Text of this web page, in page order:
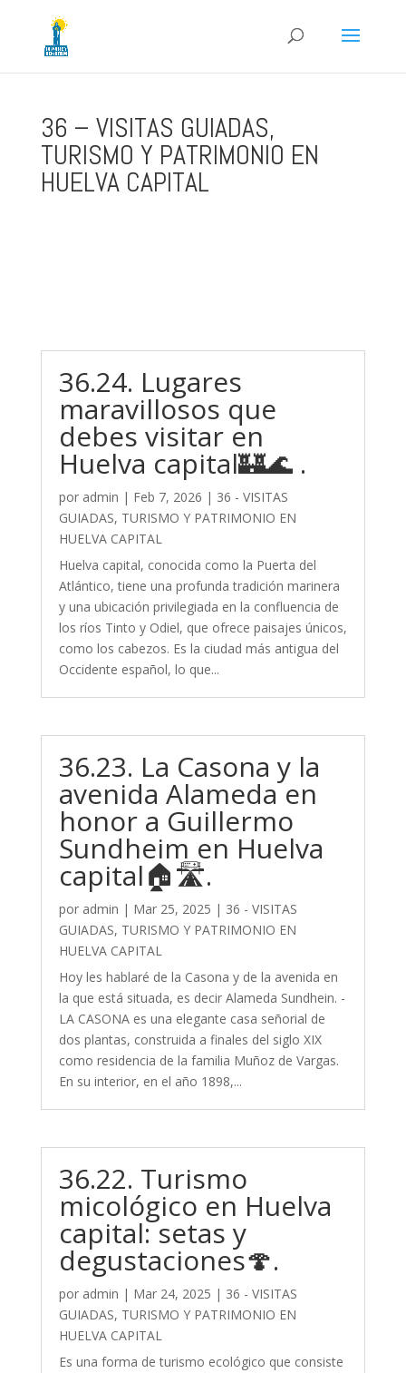
36 – VISITAS GUIADAS,
TURISMO Y PATRIMONIO EN
HUELVA CAPITAL
36.24. Lugares
maravillosos que
debes visitar en
Huelva capital🏰🌊 .
por admin | Feb 7, 2026 | 36 - VISITAS
GUIADAS, TURISMO Y PATRIMONIO EN
HUELVA CAPITAL
Huelva capital, conocida como la Puerta del
Atlántico, tiene una profunda tradición marinera
y una ubicación privilegiada en la confluencia de
los ríos Tinto y Odiel, que ofrece paisajes únicos,
como los cabezos. Es la ciudad más antigua del
Occidente español, lo que...
36.23. La Casona y la
avenida Alameda en
honor a Guillermo
Sundheim en Huelva
capital🏠🛣️.
por admin | Mar 25, 2025 | 36 - VISITAS
GUIADAS, TURISMO Y PATRIMONIO EN
HUELVA CAPITAL
Hoy les hablaré de la Casona y de la avenida en
la que está situada, es decir Alameda Sundhein. -
LA CASONA es una elegante casa señorial de
dos plantas, construida a finales del siglo XIX
como residencia de la familia Muñoz de Vargas.
En su interior, en el año 1898,...
36.22. Turismo
micológico en Huelva
capital: setas y
degustaciones🍄.
por admin | Mar 24, 2025 | 36 - VISITAS
GUIADAS, TURISMO Y PATRIMONIO EN
HUELVA CAPITAL
Es una forma de turismo ecológico que consiste